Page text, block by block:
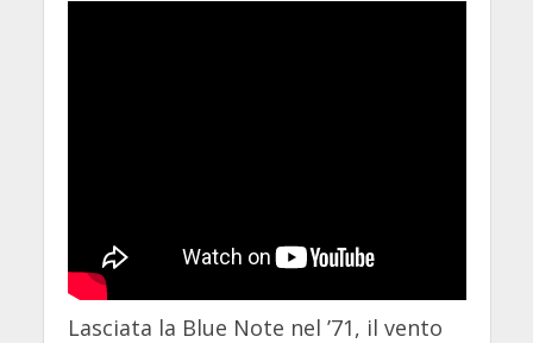
Lasciata la Blue Note nel ’71, il vento